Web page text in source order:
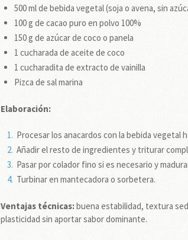
500 ml de bebida vegetal (soja o avena, sin
100 g de cacao puro en polvo 100%
150 g de azúcar de coco o panela
1 cucharada de aceite de coco
1 cucharadita de extracto de vainilla
Pizca de sal marina
Elaboración:
Procesar los anacardos con la bebida vegetal
Añadir el resto de ingredientes y triturar
Pasar por colador fino si es necesario y
Turbinar en mantecadora o sorbetera.
Ventajas técnicas:buena estabilidad, textura
plasticidad sin aportar sabor dominante.